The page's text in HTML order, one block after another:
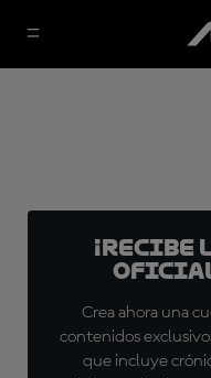
oficial
Crea ahora una
contenidos
que incluye